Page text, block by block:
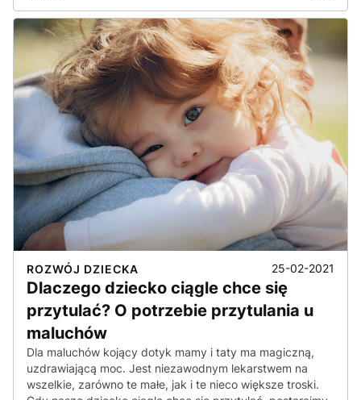
ROZWÓJ DZIECKA 25-02-2021
Dlaczego dziecko ciągle chce się
przytulać? O potrzebie przytulania u
maluchów
Dla maluchów kojący dotyk mamy i taty ma magiczną,
uzdrawiającą moc. Jest niezawodnym lekarstwem na
wszelkie, zarówno te małe, jak i te nieco większe troski.